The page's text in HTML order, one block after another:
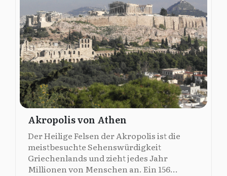
Akropolis von Athen
Der Heilige Felsen der Akropolis ist die
meistbesuchte Sehenswürdigkeit
Griechenlands und zieht jedes Jahr
Millionen von Menschen an. Ein 156...